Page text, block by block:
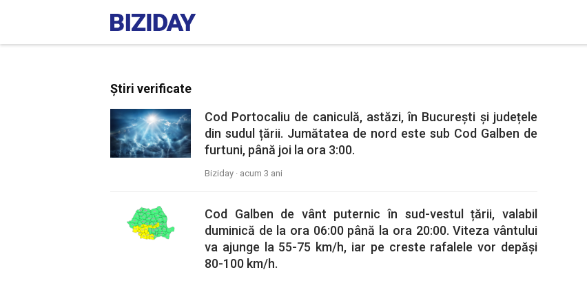
Știri verificate
Cod Portocaliu de caniculă, astăzi, în București și județele
din sudul țării. Jumătatea de nord este sub Cod Galben de
furtuni, până joi la ora 3:00.
Biziday · acum 3 ani
Cod Galben de vânt puternic în sud-vestul țării, valabil
duminică de la ora 06:00 până la ora 20:00. Viteza vântului
va ajunge la 55-75 km/h, iar pe creste rafalele vor depăși
80-100 km/h.